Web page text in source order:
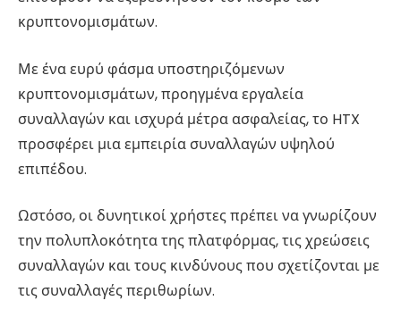
κρυπτονομισμάτων.
Με ένα ευρύ φάσμα υποστηριζόμενων
κρυπτονομισμάτων, προηγμένα εργαλεία
συναλλαγών και ισχυρά μέτρα ασφαλείας, το HTX
προσφέρει μια εμπειρία συναλλαγών υψηλού
επιπέδου.
Ωστόσο, οι δυνητικοί χρήστες πρέπει να γνωρίζουν
την πολυπλοκότητα της πλατφόρμας, τις χρεώσεις
συναλλαγών και τους κινδύνους που σχετίζονται με
τις συναλλαγές περιθωρίων.